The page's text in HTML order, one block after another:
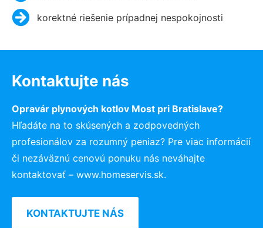
korektné riešenie prípadnej nespokojnosti
Kontaktujte nás
Opravár plynových kotlov Most pri Bratislave?
Hľadáte na to skúsených a zodpovedných
profesionálov za rozumný peniaz? Pre viac informácií
či nezáväznú cenovú ponuku nás neváhajte
kontaktovať – www.homeservis.sk.
KONTAKTUJTE NÁS